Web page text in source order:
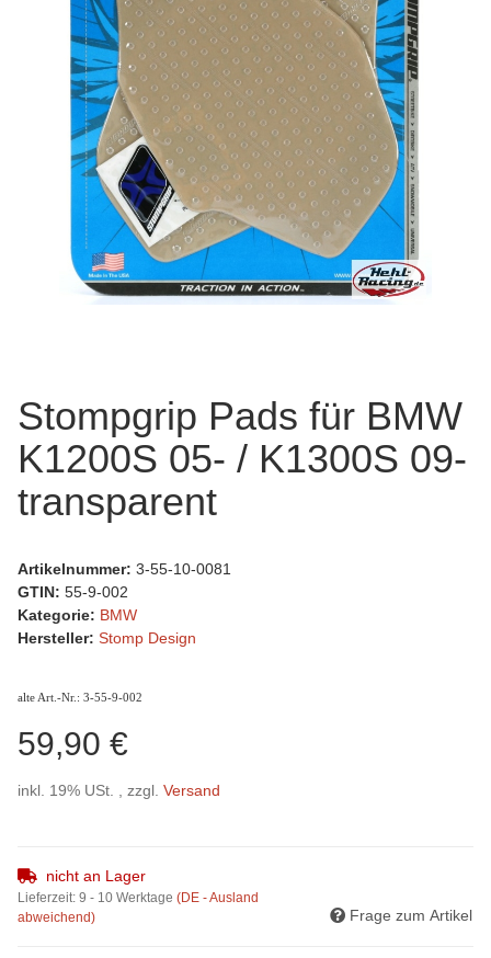
Stompgrip Pads für BMW
K1200S 05- / K1300S 09-
transparent
Artikelnummer: 3-55-10-0081
GTIN: 55-9-002
Kategorie: BMW
Hersteller: Stomp Design
alte Art.-Nr.: 3-55-9-002
59,90 €
inkl. 19% USt. , zzgl. Versand
nicht an Lager
Lieferzeit: 9 - 10 Werktage (DE - Ausland
abweichend)
Frage zum Artikel